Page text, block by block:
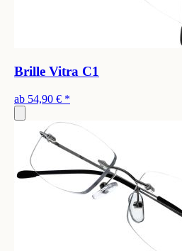
Brille Vitra C1
ab 54,90 € *